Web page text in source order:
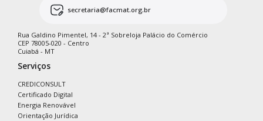
secretaria@facmat.org.br
Rua Galdino Pimentel, 14 - 2ª Sobreloja Palácio do Comércio
CEP 78005-020 - Centro
Cuiabá - MT
Serviços
CREDICONSULT
Certificado Digital
Energia Renovável
Orientação Jurídica